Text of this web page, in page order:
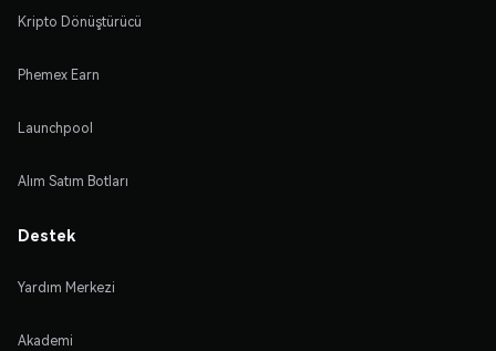
Kripto Dönüştürücü
Phemex Earn
Launchpool
Alım Satım Botları
Destek
Yardım Merkezi
Akademi